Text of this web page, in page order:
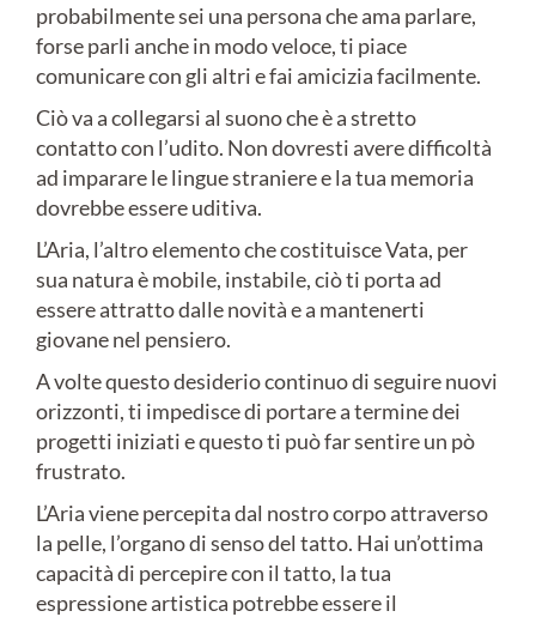
probabilmente sei una persona che ama parlare,
forse parli anche in modo veloce, ti piace
comunicare con gli altri e fai amicizia facilmente.
Ciò va a collegarsi al suono che è a stretto
contatto con l’udito. Non dovresti avere difficoltà
ad imparare le lingue straniere e la tua memoria
dovrebbe essere uditiva.
L’Aria, l’altro elemento che costituisce Vata, per
sua natura è mobile, instabile, ciò ti porta ad
essere attratto dalle novità e a mantenerti
giovane nel pensiero.
A volte questo desiderio continuo di seguire nuovi
orizzonti, ti impedisce di portare a termine dei
progetti iniziati e questo ti può far sentire un pò
frustrato.
L’Aria viene percepita dal nostro corpo attraverso
la pelle, l’organo di senso del tatto. Hai un’ottima
capacità di percepire con il tatto, la tua
espressione artistica potrebbe essere il